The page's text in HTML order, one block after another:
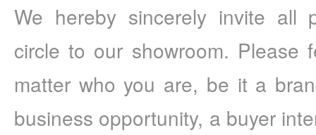
We hereby sincerely invite all
circle to our showroom. Please
matter who you are, be it a
business opportunity, a buyer